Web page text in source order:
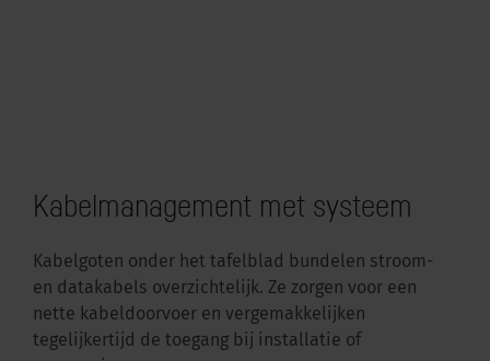
Kabelmanagement met systeem
Kabelgoten onder het tafelblad bundelen stroom-
en datakabels overzichtelijk. Ze zorgen voor een
nette kabeldoorvoer en vergemakkelijken
tegelijkertijd de toegang bij installatie of